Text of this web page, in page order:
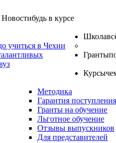
Новостибудь в курсе
учиться в Чехии
Школа
Методика
Гарантия поступления
Гранты на обучение
Льготное обучение
Отзывы выпускников
Для представителей
Гранты
Курсы